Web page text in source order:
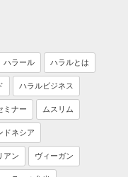
ハラール ハラルとは
ハラルビジネス
ミナー ムスリム
ドネシア
アン ヴィーガン